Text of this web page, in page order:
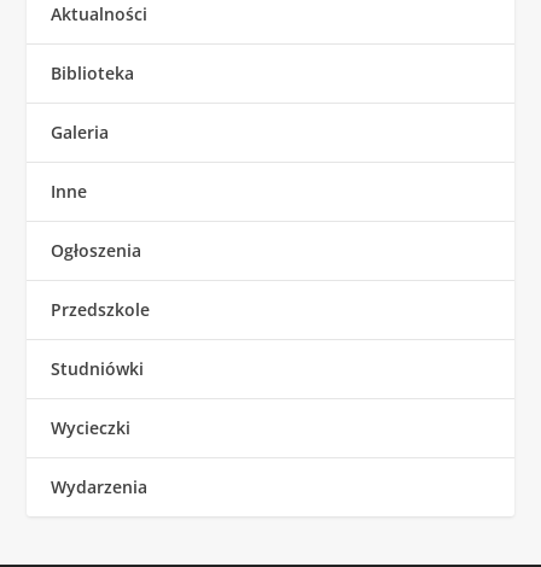
Aktualności
Biblioteka
Galeria
Inne
Ogłoszenia
Przedszkole
Studniówki
Wycieczki
Wydarzenia